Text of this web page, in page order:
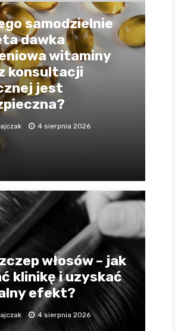
samodzielnie
dawka
witaminy
konsultacji
jest
4 sierpnia 2026
włosów – jak
klinikę i uzyskać
efekt?
4 sierpnia 2026